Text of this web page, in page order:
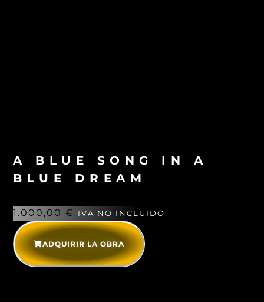
A BLUE SONG IN A
BLUE DREAM
1.000,00€ IVA NO INCLUIDO
ADQUIRIR LA OBRA